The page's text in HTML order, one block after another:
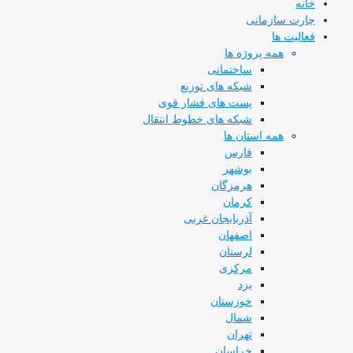
سازمانی
ها
همه پروژه ها
ساختمانی
شبکه های توزیع
پست های فشار قوی
شبکه های خطوط انتقال
همه استان ها
هرمزگان
آذربایجان غربی
خوزستان